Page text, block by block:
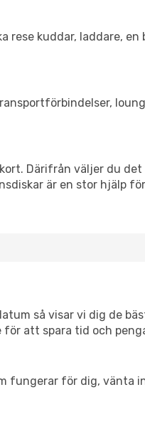
kuddar, laddare, en
Därifrån väljer du
är en stor hjälp
så visar vi dig de
att spara tid och
fungerar för dig, vänta